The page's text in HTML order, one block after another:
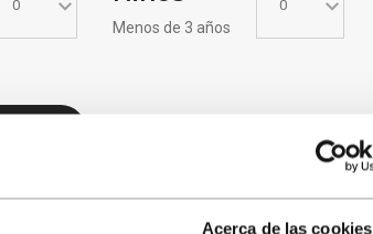
Acerca de las cookies
Menos de 3 años